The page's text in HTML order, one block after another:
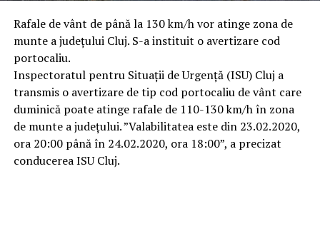
Rafale de vânt de până la 130 km/h vor atinge zona de
munte a județului Cluj. S-a instituit o avertizare cod
portocaliu.
Inspectoratul pentru Situații de Urgență (ISU) Cluj a
transmis o avertizare de tip cod portocaliu de vânt care
duminică poate atinge rafale de 110-130 km/h în zona
de munte a județului. ”Valabilitatea este din 23.02.2020,
ora 20:00 până în 24.02.2020, ora 18:00”, a precizat
conducerea ISU Cluj.